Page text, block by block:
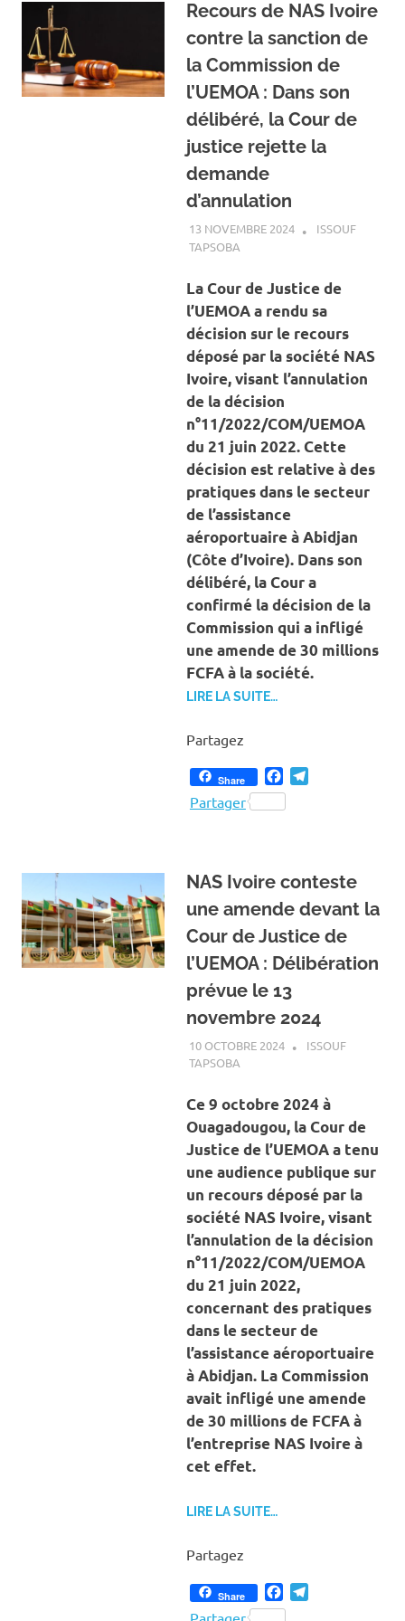
Recours de NAS Ivoire
contre la sanction de
la Commission de
l’UEMOA : Dans son
délibéré, la Cour de
justice rejette la
demande
d’annulation
13 NOVEMBRE 2024
ISSOUF
TAPSOBA
La Cour de Justice de
l’UEMOA a rendu sa
décision sur le recours
déposé par la société NAS
Ivoire, visant l’annulation
de la décision
n°11/2022/COM/UEMOA
du 21 juin 2022. Cette
décision est relative à des
pratiques dans le secteur
de l’assistance
aéroportuaire à Abidjan
(Côte d’Ivoire). Dans son
délibéré, la Cour a
confirmé la décision de la
Commission qui a infligé
une amende de 30 millions
FCFA à la société.
LIRE LA SUITE…
Partagez
Share Facebook
Partager
NAS Ivoire conteste
une amende devant la
Cour de Justice de
l’UEMOA : Délibération
prévue le 13
novembre 2024
10 OCTOBRE 2024
ISSOUF
TAPSOBA
Ce 9 octobre 2024 à
Ouagadougou, la Cour de
Justice de l’UEMOA a tenu
une audience publique sur
un recours déposé par la
société NAS Ivoire, visant
l’annulation de la décision
n°11/2022/COM/UEMOA
du 21 juin 2022,
concernant des pratiques
dans le secteur de
l’assistance aéroportuaire
à Abidjan. La Commission
avait infligé une amende
de 30 millions de FCFA à
l’entreprise NAS Ivoire à
cet effet.
LIRE LA SUITE…
Partagez
Share Facebook
Partager